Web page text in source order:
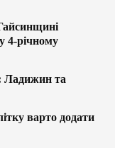
4-річному
Ладижин та
варто додати